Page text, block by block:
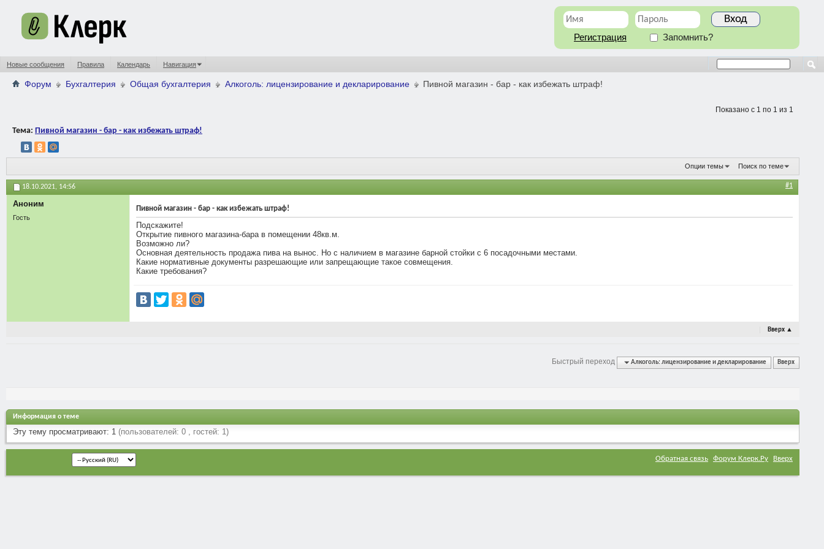
Регистрация Запомнить?
Новые сообщения Правила Календарь Навигация
Форум Бухгалтерия Общая бухгалтерия Алкоголь: лицензирование и декларирование Пивной магазин - бар - как избежать штраф!
Показано с 1 по 1 из 1
Тема: Пивной магазин - бар - как избежать штраф!
Опции темы Поиск по теме
18.10.2021, 14:56 #1
Аноним
Гость
Пивной магазин - бар - как избежать штраф!
Подскажите!
Открытие пивного магазина-бара в помещении 48кв.м.
Возможно ли?
Основная деятельность продажа пива на вынос. Но с наличием в магазине барной стойки с 6 посадочными местами.
Какие нормативные документы разрешающие или запрещающие такое совмещения.
Какие требования?
Вверх ▲
Быстрый переход Алкоголь: лицензирование и декларирование Вверх
Информация о теме
Эту тему просматривают: 1 (пользователей: 0 , гостей: 1)
Обратная связь Форум Клерк.Ру Вверх